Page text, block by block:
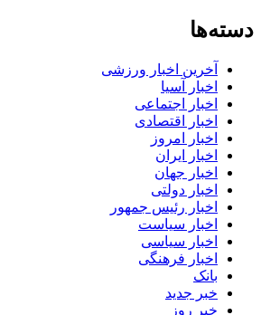
دسته‌ها
آخرین اخبار ورزشی
اخبار آسیا
اخبار اجتماعی
اخبار اقتصادی
اخبار امروز
اخبار ایران
اخبار جهان
اخبار دولتی
اخبار رئیس جمهور
اخبار سیاست
اخبار سیاسی
اخبار فرهنگی
بانک
خبر جدید
خبر روز